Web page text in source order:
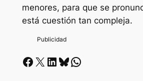
menores, para que se
está cuestión tan compleja.
Facebook X LinkedIn Bluesky Whatsapp